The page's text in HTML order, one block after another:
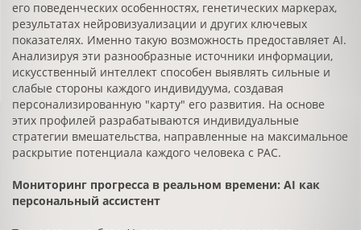
его поведенческих особенностях, генетических маркерах,
результатах нейровизуализации и других ключевых
показателях. Именно такую возможность предоставляет AI.
Анализируя эти разнообразные источники информации,
искусственный интеллект способен выявлять сильные и
слабые стороны каждого индивидуума, создавая
персонализированную "карту" его развития. На основе
этих профилей разрабатываются индивидуальные
стратегии вмешательства, направленные на максимальное
раскрытие потенциала каждого человека с РАС.
Мониторинг прогресса в реальном времени: AI как
персональный ассистент